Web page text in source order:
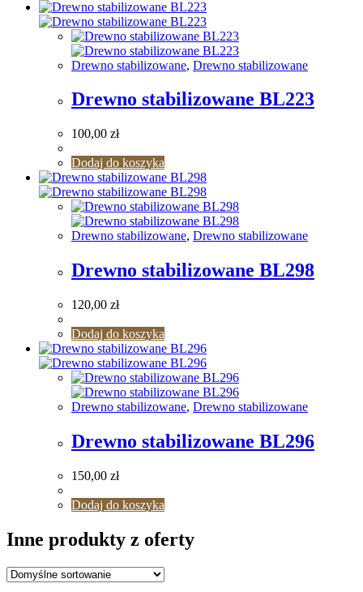
Drewno stabilizowane, Drewno stabilizowane
Drewno stabilizowane BL223
100,00 zł
Dodaj do koszyka
Drewno stabilizowane, Drewno stabilizowane
Drewno stabilizowane BL298
120,00 zł
Dodaj do koszyka
Drewno stabilizowane, Drewno stabilizowane
Drewno stabilizowane BL296
150,00 zł
Dodaj do koszyka
Inne produkty z oferty